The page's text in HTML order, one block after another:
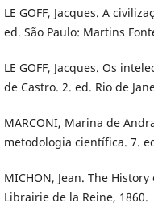
LE GOFF, Jacques. A
ed. São Paulo: Martins
LE GOFF, Jacques. Os
de Castro. 2. ed. Rio de
MARCONI, Marina de
metodologia científica. 7.
MICHON, Jean. The
Librairie de la Reine, 1860.